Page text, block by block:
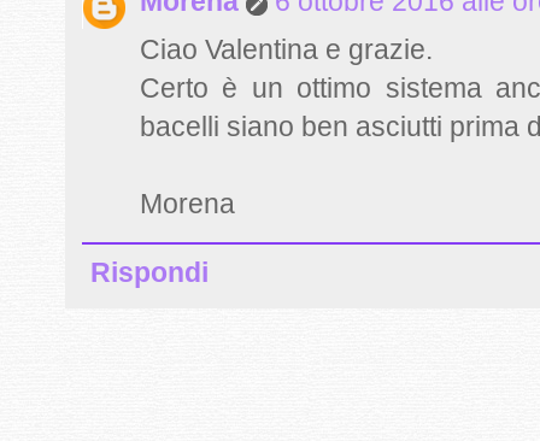
Ciao Valentina e grazie.
Certo è un ottimo sistema
bacelli siano ben asciutti prima
Morena
Rispondi